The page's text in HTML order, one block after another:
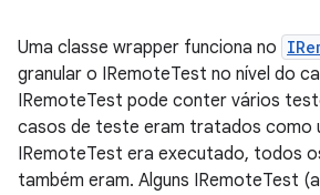
Uma classe wrapper funciona no
granular o IRemoteTest no nível do
IRemoteTest pode conter vários
casos de teste eram tratados como
IRemoteTest era executado, todos
também eram. Alguns IRemoteTest